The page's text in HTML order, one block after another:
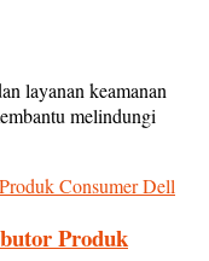
layanan keamanan
melindungi
Produk